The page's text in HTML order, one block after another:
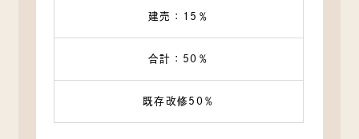
建売：15％
合計：50％
既存改修50％